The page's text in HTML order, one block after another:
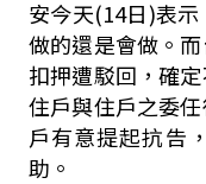
安今天(14日)表
做的還是會做。
扣押遭駁回，確
住戶與住戶之委
戶有意提起抗告
助。